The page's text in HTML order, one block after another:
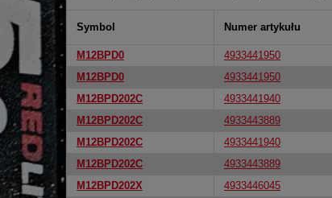
Symbol Numer artykułu
M12BPD0 4933441950
M12BPD0
4933441950
M12BPD202C
4933441940
M12BPD202C
4933443889
M12BPD202C
4933441940
M12BPD202C
4933443889
M12BPD202X
4933446045